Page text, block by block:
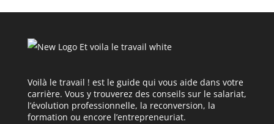
Voilà le travail ! est le guide qui vous aide dans votre
carrière. Vous y trouverez des conseils sur le salariat,
l’évolution professionnelle, la reconversion, la
formation ou encore l’entrepreneuriat.